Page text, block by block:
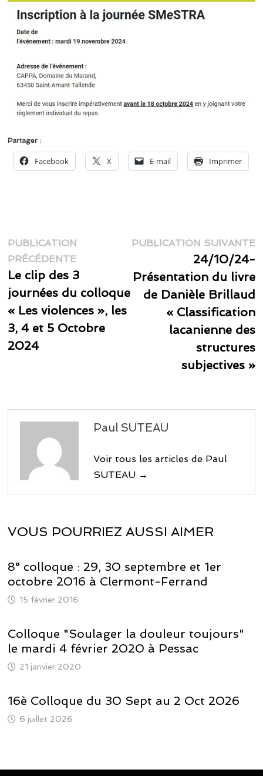
Partager :
Facebook X E-mail Imprimer
Navigation
de
l’article
PUBLICATION
PRÉCÉDENTEPublication
précédente :
Le clip des 3
journées du colloque
« Les violences », les
3, 4 et 5 Octobre
2024
PUBLICATION SUIVANTE
24/10/24-
Présentation du livre
de Danièle Brillaud
« Classification
lacanienne des
structures
subjectives »
Paul SUTEAU
Voir tous les articles de Paul
SUTEAU →
VOUS POURRIEZ AUSSI AIMER
8° colloque : 29, 30 septembre et 1er
octobre 2016 à Clermont-Ferrand
15 février 2016
Colloque "Soulager la douleur toujours"
le mardi 4 février 2020 à Pessac
21 janvier 2020
16è Colloque du 30 Sept au 2 Oct 2026
6 juillet 2026